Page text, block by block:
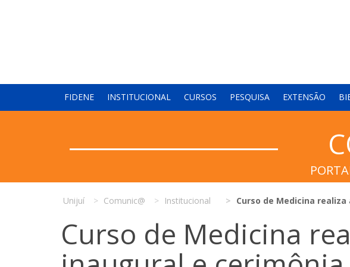
FIDENE INSTITUCIONAL CURSOS PESQUISA EXTENSÃO
Unijuí Comunic@ Institucional Curso de Medicina
Curso de Medicina